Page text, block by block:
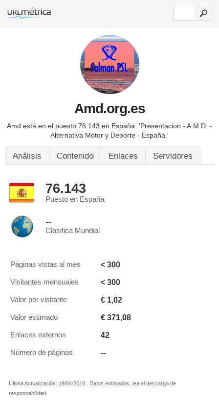
Amd.org.es
Amd está en el puesto 76.143 en España. 'Presentacion - A.M.D. -
Alternativa Motor y Deporte - España.'
Análisis Contenido Enlaces Servidores
76.143
Puesto en España
--
Clasifica Mundial
Páginas vistas al mes < 300
Visitantes mensuales < 300
Valor por visitante € 1,02
Valor estimado € 371,08
Enlaces externos 42
Número de páginas --
Última Actualización: 19/04/2018 . Datos estimados, lea el descargo de
responsabilidad.